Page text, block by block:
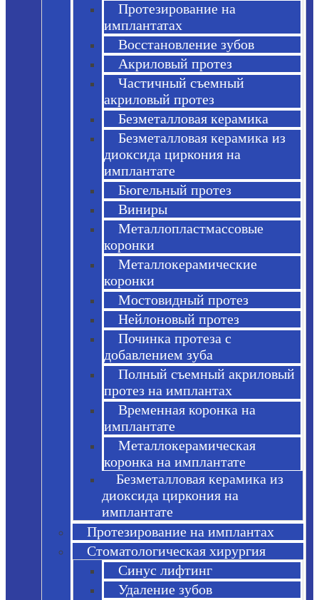
Протезирование на
имплантатах
Восстановление зубов
Акриловый протез
Частичный съемный
акриловый протез
Безметалловая керамика
Безметалловая керамика из
диоксида циркония на
имплантате
Бюгельный протез
Виниры
Металлопластмассовые
коронки
Металлокерамические
коронки
Мостовидный протез
Нейлоновый протез
Починка протеза с
добавлением зуба
Полный съемный акриловый
протез на имплантах
Временная коронка на
имплантате
Металлокерамическая
коронка на имплантате
Безметалловая керамика из
диоксида циркония на
имплантате
Протезирование на имплантах
Стоматологическая хирургия
Синус лифтинг
Удаление зубов